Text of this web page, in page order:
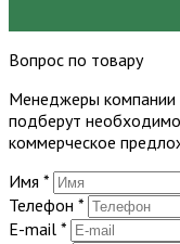
Вопрос по товару
Менеджеры компании
подберут
коммерческое
Имя *
Телефон *
E-mail *